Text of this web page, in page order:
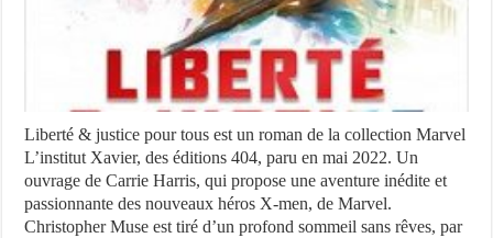
Liberté & justice pour tous est un roman de la collection Marvel
L’institut Xavier, des éditions 404, paru en mai 2022. Un
ouvrage de Carrie Harris, qui propose une aventure inédite et
passionnante des nouveaux héros X-men, de Marvel.
Christopher Muse est tiré d’un profond sommeil sans rêves, par